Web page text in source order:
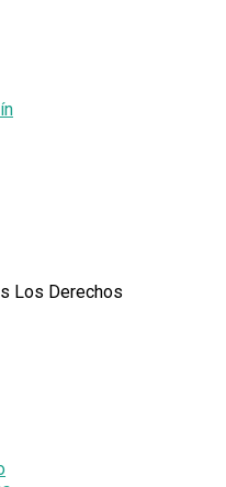
Los Derechos